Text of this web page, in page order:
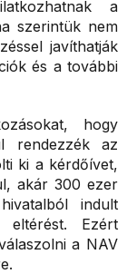
a
szerintük nem
javíthatják
és a további
hogy
rendezzék az
ki a kérdőívet,
akár 300 ezer
indult
eltérést. Ezért
a NAV